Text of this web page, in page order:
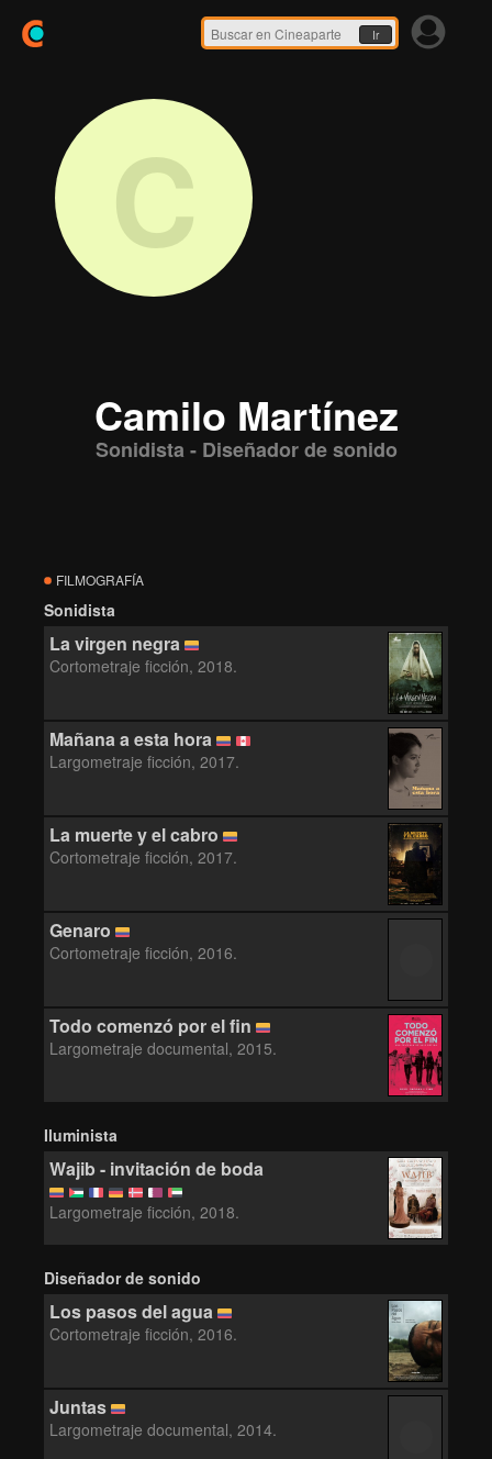
Ir
C
Camilo Martínez
Sonidista - Diseñador de sonido
FILMOGRAFÍA
Sonidista
La virgen negra
Cortometraje ficción, 2018.
Mañana a esta hora
Largometraje ficción, 2017.
La muerte y el cabro
Cortometraje ficción, 2017.
Genaro
Cortometraje ficción, 2016.
Todo comenzó por el fin
Largometraje documental, 2015.
Iluminista
Wajib - invitación de boda
Largometraje ficción, 2018.
Diseñador de sonido
Los pasos del agua
Cortometraje ficción, 2016.
Juntas
Largometraje documental, 2014.